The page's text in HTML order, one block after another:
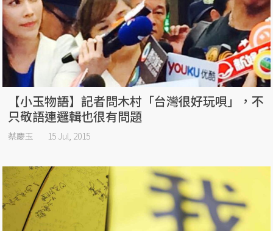
【小玉物語】記者問木村「台灣很好玩唄」，不
只敬語連邏輯也很有問題
蔡慶玉 15 Jul, 2015